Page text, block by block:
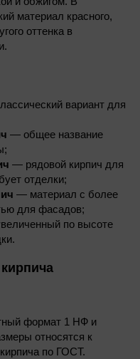
материал красного,
оттенка в
вариант для
— общее название
— рядовой кирпич для
отделки;
— материал с более
для фасадов;
по высоте
формат 1 НФ и
относятся к
по ГОСТ.